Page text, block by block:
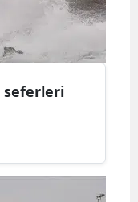
Elazığ
Giresun
seferleri